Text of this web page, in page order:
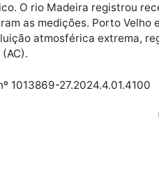
e atingidas
federais irregularmente
Justiça Federal.
em Rondônia, em julho,
primeiros 15 dias de
estar relacionadas
as medições. Porto